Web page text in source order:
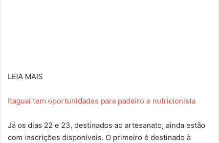
LEIA MAIS
Itaguaí tem oportunidades para padeiro e nutricionista
Já os dias 22 e 23, destinados ao artesanato, ainda estão
com inscrições disponíveis. O primeiro é destinado à